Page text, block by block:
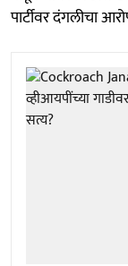
पार्टीवर दंगलीचा